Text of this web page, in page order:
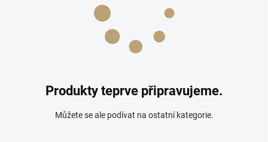
Produkty teprve připravujeme.
Můžete se ale podívat na ostatní kategorie.